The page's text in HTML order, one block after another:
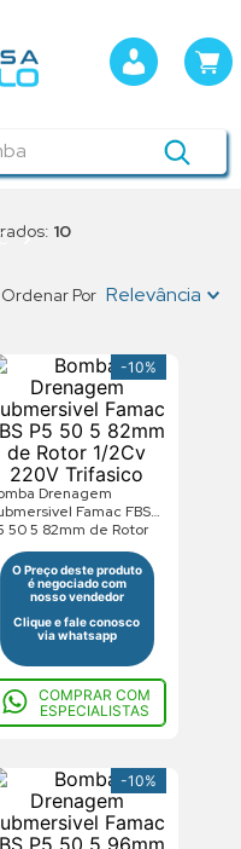
10
Ordenar Por Relevância
-10%
Drenagem
Famac FBS
50 5 82mm de Rotor
2Cv 220V Trifasico
O Preço deste produto
é negociado com
nosso vendedor
Clique e fale conosco
via whatsapp
COMPRAR COM
ESPECIALISTAS
-10%